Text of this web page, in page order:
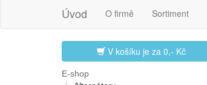
Úvod O firmě Sortiment
V košíku je za 0,- Kč
E-shop